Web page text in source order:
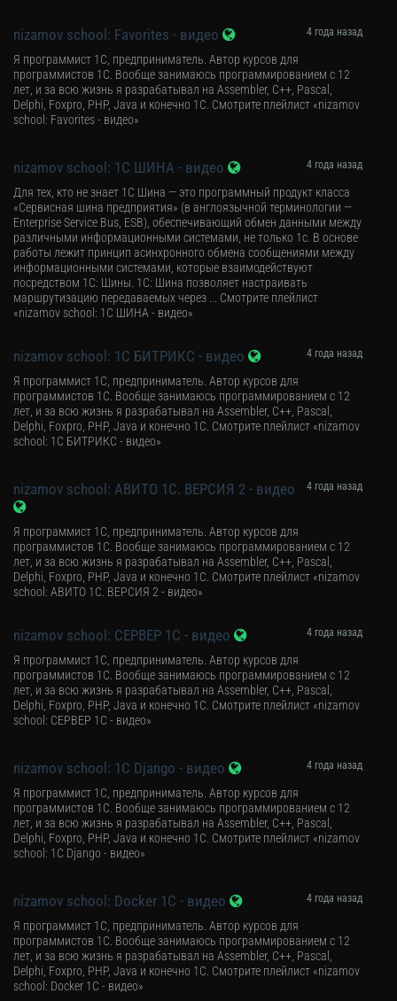
4 года назад
nizamov school: Favorites - видео
Я программист 1С, предприниматель. Автор курсов для
программистов 1С. Вообще занимаюсь программированием с 12
лет, и за всю жизнь я разрабатывал на Assembler, C++, Pascal,
Delphi, Foxpro, PHP, Java и конечно 1С. Смотрите плейлист «nizamov
school: Favorites - видео»
4 года назад
nizamov school: 1С ШИНА - видео
Для тех, кто не знает 1С Шина — это программный продукт класса
«Сервисная шина предприятия» (в англоязычной терминологии —
Enterprise Service Bus, ESB), обеспечивающий обмен данными между
различными информационными системами, не только 1с. В основе
работы лежит принцип асинхронного обмена сообщениями между
информационными системами, которые взаимодействуют
посредством 1С: Шины. 1С: Шина позволяет настраивать
маршрутизацию передаваемых через ... Смотрите плейлист
«nizamov school: 1С ШИНА - видео»
4 года назад
nizamov school: 1С БИТРИКС - видео
Я программист 1С, предприниматель. Автор курсов для
программистов 1С. Вообще занимаюсь программированием с 12
лет, и за всю жизнь я разрабатывал на Assembler, C++, Pascal,
Delphi, Foxpro, PHP, Java и конечно 1С. Смотрите плейлист «nizamov
school: 1С БИТРИКС - видео»
4 года назад
nizamov school: АВИТО 1С. ВЕРСИЯ 2 - видео
Я программист 1С, предприниматель. Автор курсов для
программистов 1С. Вообще занимаюсь программированием с 12
лет, и за всю жизнь я разрабатывал на Assembler, C++, Pascal,
Delphi, Foxpro, PHP, Java и конечно 1С. Смотрите плейлист «nizamov
school: АВИТО 1С. ВЕРСИЯ 2 - видео»
4 года назад
nizamov school: СЕРВЕР 1С - видео
Я программист 1С, предприниматель. Автор курсов для
программистов 1С. Вообще занимаюсь программированием с 12
лет, и за всю жизнь я разрабатывал на Assembler, C++, Pascal,
Delphi, Foxpro, PHP, Java и конечно 1С. Смотрите плейлист «nizamov
school: СЕРВЕР 1С - видео»
4 года назад
nizamov school: 1С Django - видео
Я программист 1С, предприниматель. Автор курсов для
программистов 1С. Вообще занимаюсь программированием с 12
лет, и за всю жизнь я разрабатывал на Assembler, C++, Pascal,
Delphi, Foxpro, PHP, Java и конечно 1С. Смотрите плейлист «nizamov
school: 1С Django - видео»
4 года назад
nizamov school: Docker 1С - видео
Я программист 1С, предприниматель. Автор курсов для
программистов 1С. Вообще занимаюсь программированием с 12
лет, и за всю жизнь я разрабатывал на Assembler, C++, Pascal,
Delphi, Foxpro, PHP, Java и конечно 1С. Смотрите плейлист «nizamov
school: Docker 1С - видео»